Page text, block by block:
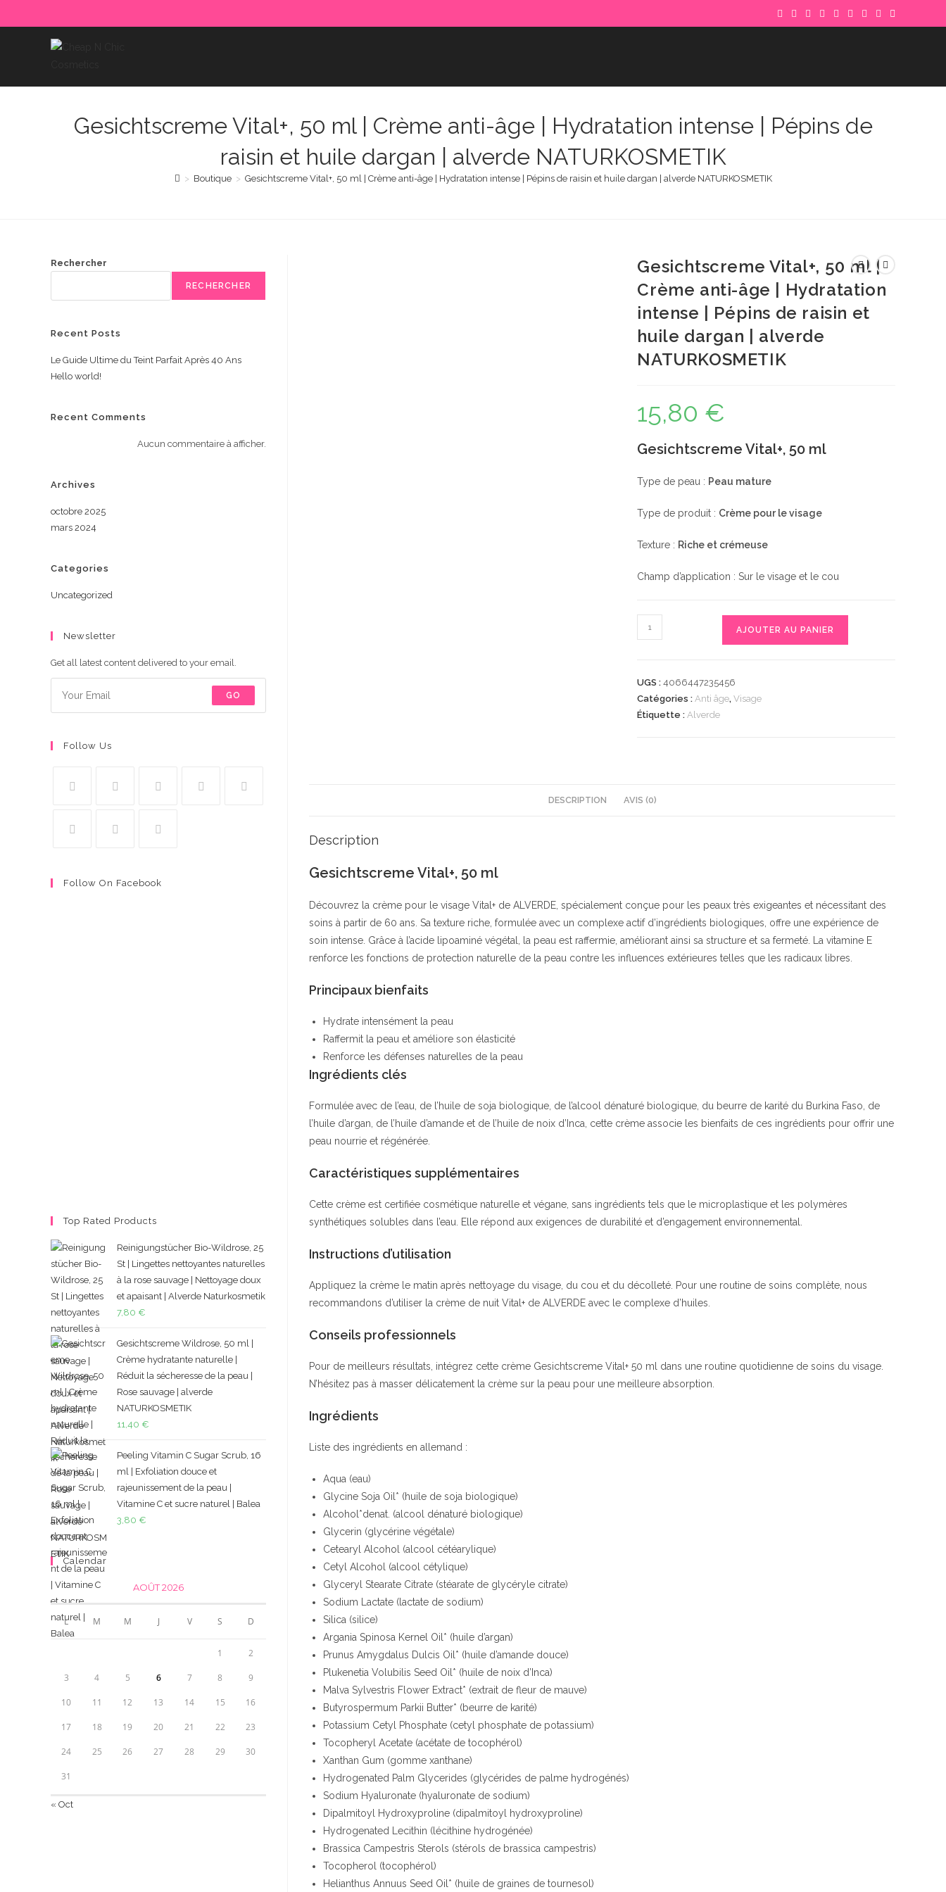
to
Gesichtscreme Vital+, 50 ml | Crème anti-âge | Hydratation intense | Pépins de
raisin et huile dargan | alverde NATURKOSMETIK
> Boutique > Gesichtscreme Vital+, 50 ml | Crème anti-âge | Hydratation intense | Pépins de raisin et huile dargan | alverde NATURKOSMETIK
Gesichtscreme Vital+, 50 ml |
Crème anti-âge | Hydratation
intense | Pépins de raisin et
huile dargan | alverde
NATURKOSMETIK
15,80 €
Gesichtscreme Vital+, 50 ml
Type de peau : Peau mature
Type de produit : Crème pour le visage
Texture : Riche et crémeuse
Champ d’application : Sur le visage et le cou
de
ml
|
raisin
et
huile
dargan
AJOUTER AU PANIER
UGS :4066447235456
Catégories :Anti âge,Visage
Étiquette :Alverde
DESCRIPTION AVIS (0)
Description
Gesichtscreme Vital+, 50 ml
Découvrez la crème pour le visage Vital+ de ALVERDE, spécialement conçue pour les peaux très exigeantes et nécessitant des
soins à partir de 60 ans. Sa texture riche, formulée avec un complexe actif d’ingrédients biologiques, offre une expérience de
soin intense. Grâce à l’acide lipoaminé végétal, la peau est raffermie, améliorant ainsi sa structure et sa fermeté. La vitamine E
renforce les fonctions de protection naturelle de la peau contre les influences extérieures telles que les radicaux libres.
Principaux bienfaits
Hydrate intensément la peau
Raffermit la peau et améliore son élasticité
Renforce les défenses naturelles de la peau
Ingrédients clés
Formulée avec de l’eau, de l’huile de soja biologique, de l’alcool dénaturé biologique, du beurre de karité du Burkina Faso, de
l’huile d’argan, de l’huile d’amande et de l’huile de noix d’Inca, cette crème associe les bienfaits de ces ingrédients pour offrir une
peau nourrie et régénérée.
Caractéristiques supplémentaires
Cette crème est certifiée cosmétique naturelle et végane, sans ingrédients tels que le microplastique et les polymères
synthétiques solubles dans l’eau. Elle répond aux exigences de durabilité et d’engagement environnemental.
Instructions d’utilisation
Appliquez la crème le matin après nettoyage du visage, du cou et du décolleté. Pour une routine de soins complète, nous
recommandons d’utiliser la crème de nuit Vital+ de ALVERDE avec le complexe d’huiles.
Conseils professionnels
Pour de meilleurs résultats, intégrez cette crème Gesichtscreme Vital+ 50 ml dans une routine quotidienne de soins du visage.
N’hésitez pas à masser délicatement la crème sur la peau pour une meilleure absorption.
Ingrédients
Liste des ingrédients en allemand :
Aqua (eau)
Glycine Soja Oil* (huile de soja biologique)
Alcohol*denat. (alcool dénaturé biologique)
Glycerin (glycérine végétale)
Cetearyl Alcohol (alcool cétéarylique)
Cetyl Alcohol (alcool cétylique)
Glyceryl Stearate Citrate (stéarate de glycéryle citrate)
Sodium Lactate (lactate de sodium)
Silica (silice)
Argania Spinosa Kernel Oil* (huile d’argan)
Prunus Amygdalus Dulcis Oil* (huile d’amande douce)
Plukenetia Volubilis Seed Oil* (huile de noix d’Inca)
Malva Sylvestris Flower Extract* (extrait de fleur de mauve)
Butyrospermum Parkii Butter* (beurre de karité)
Potassium Cetyl Phosphate (cetyl phosphate de potassium)
Tocopheryl Acetate (acétate de tocophérol)
Xanthan Gum (gomme xanthane)
Hydrogenated Palm Glycerides (glycérides de palme hydrogénés)
Sodium Hyaluronate (hyaluronate de sodium)
Dipalmitoyl Hydroxyproline (dipalmitoyl hydroxyproline)
Hydrogenated Lecithin (lécithine hydrogénée)
Brassica Campestris Sterols (stérols de brassica campestris)
Tocopherol (tocophérol)
Helianthus Annuus Seed Oil* (huile de graines de tournesol)
Rechercher
RECHERCHER
Recent Posts
Le Guide Ultime du Teint Parfait Après 40 Ans
Hello world!
Recent Comments
Aucun commentaire à afficher.
Archives
octobre 2025
mars 2024
Categories
Uncategorized
Newsletter
Get all latest content delivered to your email.
GO
Follow Us
Follow On Facebook
Top Rated Products
Reinigungstücher Bio-Wildrose, 25
St | Lingettes nettoyantes naturelles
à la rose sauvage | Nettoyage doux
et apaisant | Alverde Naturkosmetik
7,80 €
Gesichtscreme Wildrose, 50 ml |
Crème hydratante naturelle |
Réduit la sécheresse de la peau |
Rose sauvage | alverde
NATURKOSMETIK
11,40 €
Peeling Vitamin C Sugar Scrub, 16
ml | Exfoliation douce et
rajeunissement de la peau |
Vitamine C et sucre naturel | Balea
3,80 €
Calendar
AOÛT 2026
L M M J V S D
1 2
3 4 5 6 7 8 9
10 11 12 13 14 15 16
17 18 19 20 21 22 23
24 25 26 27 28 29 30
31
« Oct